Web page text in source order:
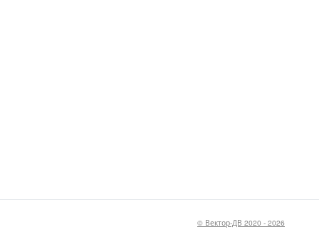
© Вектор-ДВ 2020 - 2026